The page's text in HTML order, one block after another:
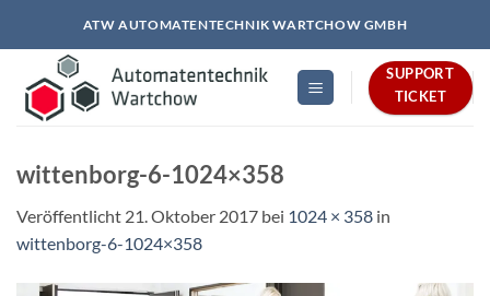
springen
ATW AUTOMATENTECHNIK WARTCHOW GMBH
SUPPORT
TICKET
wittenborg-6-1024×358
Veröffentlicht 21. Oktober 2017 bei 1024 × 358 in
wittenborg-6-1024×358